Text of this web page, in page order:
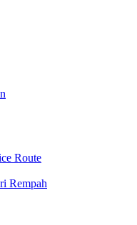
Route
Rempah